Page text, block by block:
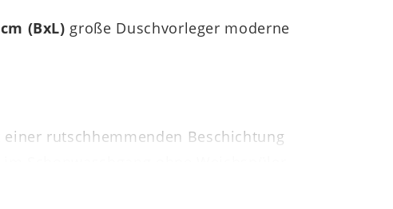
(BxL) große Duschvorleger moderne
rutschhemmenden Beschichtung